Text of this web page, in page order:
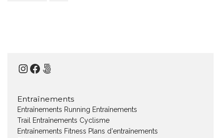
Instagram
Facebook
500px
Entraînements
Entraînements Running Entraînements
Trail
Entraînements Cyclisme
Entraînements Fitness Plans d'entraînements